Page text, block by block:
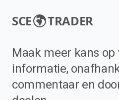
SCE TRADER
Maak meer kans
informatie,
commentaar en